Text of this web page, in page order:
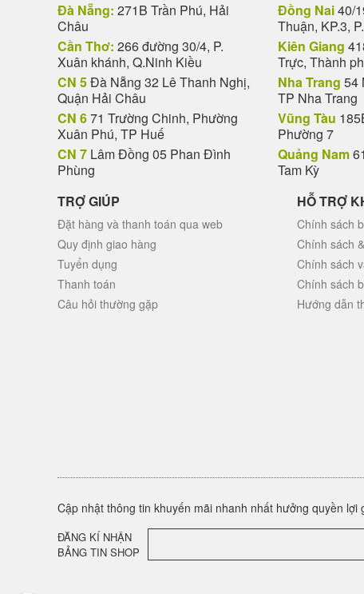
Đà Nẵng: 271B Trần Phú, Hải
Châu
Cần Thơ: 266 đường 30/4, P.
Xuân khánh, Q.Ninh Kiều
CN 5Đà Nẵng 32 Lê Thanh Nghị,
Quận Hải Châu
CN 671 Trường Chinh, Phường
Xuân Phú, TP Huế
CN 7 Lâm Đồng 05 Phan Đình
Phùng
Đồng Nai40/
Thuận, KP.3,
Kiên Giang
Trực, Thành
Nha Trang 54
TP Nha Trang
Vũng Tàu
Phường 7
Quảng Nam
Tam Kỳ
TRỢ GIÚP
Đặt hàng và thanh toán qua web
Quy định giao hàng
Tuyển dụng
Thanh toán
Câu hỏi thường gặp
HỖ TRỢ
Chính sách
Chính sách
Chính sách
Chính sách
Hướng dẫn
Cập nhật thông tin khuyến mãi nhanh nhất hưởng quyền lợi
ĐĂNG KÍ NHẬN
BẢNG TIN SHOP